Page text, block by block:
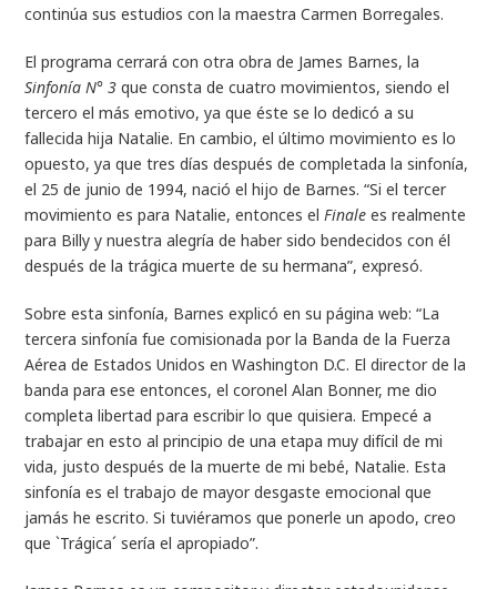
continúa sus estudios con la maestra Carmen Borregales.
El programa cerrará con otra obra de James Barnes, la
Sinfonía N° 3 que consta de cuatro movimientos, siendo el
tercero el más emotivo, ya que éste se lo dedicó a su
fallecida hija Natalie. En cambio, el último movimiento es lo
opuesto, ya que tres días después de completada la sinfonía,
el 25 de junio de 1994, nació el hijo de Barnes. “Si el tercer
movimiento es para Natalie, entonces elFinale es realmente
para Billy y nuestra alegría de haber sido bendecidos con él
después de la trágica muerte de su hermana”, expresó.
Sobre esta sinfonía, Barnes explicó en su página web: “La
tercera sinfonía fue comisionada por la Banda de la Fuerza
Aérea de Estados Unidos en Washington D.C. El director de la
banda para ese entonces, el coronel Alan Bonner, me dio
completa libertad para escribir lo que quisiera. Empecé a
trabajar en esto al principio de una etapa muy difícil de mi
vida, justo después de la muerte de mi bebé, Natalie. Esta
sinfonía es el trabajo de mayor desgaste emocional que
jamás he escrito. Si tuviéramos que ponerle un apodo, creo
que `Trágica´ sería el apropiado”.